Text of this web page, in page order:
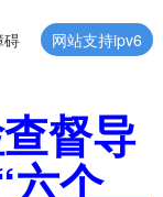
碍 网站支持ipv6
督导
六个